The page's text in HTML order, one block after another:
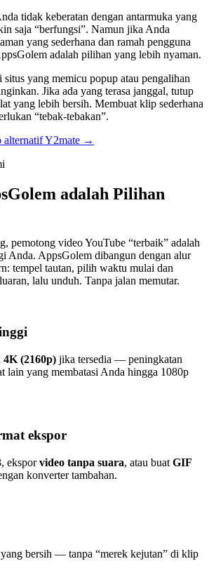
tidak keberatan dengan antarmuka yang
saja “berfungsi”. Namun jika Anda
yang sederhana dan ramah pengguna
adalah pilihan yang lebih nyaman.
yang memicu popup atau pengalihan
Jika ada yang terasa janggal, tutup
yang lebih bersih. Membuat klip sederhana
“tebak-tebakan”.
alternatif Y2mate →
adalah Pilihan
pemotong video YouTube “terbaik” adalah
Anda. AppsGolem dibangun dengan alur
tempel tautan, pilih waktu mulai dan
lalu unduh. Tanpa jalan memutar.
(2160p) jika tersedia — peningkatan
lain yang membatasi Anda hingga 1080p
ekspor
, eksporvideo tanpa suara, atau buat GIF
konverter tambahan.
bersih — tanpa “merek kejutan” di klip